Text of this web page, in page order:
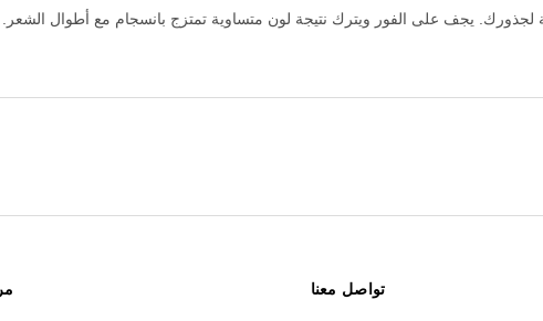
يجف على الفور ويترك نتيجة لون متساوية تمتزج بانسجام مع أطوال الشعر.
تواصل معنا